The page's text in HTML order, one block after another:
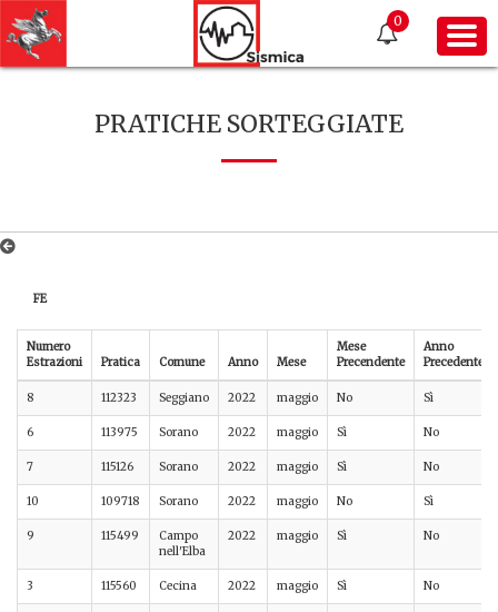
0
PRATICHE SORTEGGIATE
FE
Numero
Estrazioni
Pratica Comune Anno Mese
Mese
Precendente
Anno
Precedente
8 112323 Seggiano 2022 maggio No Sì
6 113975 Sorano 2022 maggio Sì No
7 115126 Sorano 2022 maggio Sì No
10 109718 Sorano 2022 maggio No Sì
9 115499
Campo
nell'Elba
2022 maggio Sì No
3 115560 Cecina 2022 maggio Sì No